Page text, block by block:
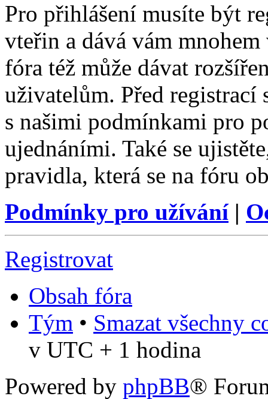
Pro přihlášení musíte být
vteřin a dává vám
fóra též může dávat
uživatelům. Před registrací
s našimi podmínkami pro
ujednáními. Také se
pravidla, která se na fóru
Podmínky pro užívání|
Registrovat
Obsah fóra
Tým • Smazat všechny
v UTC + 1 hodina
Powered by phpBB®